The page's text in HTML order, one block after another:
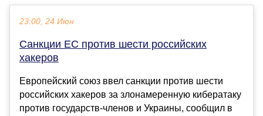
23:00, 24 Июн
Санкции ЕС против шести российских
хакеров
Европейский союз ввел санкции против шести
российских хакеров за злонамеренную кибератаку
против государств-членов и Украины, сообщил в